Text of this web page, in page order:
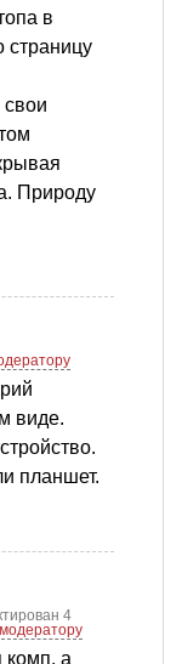
в
страницу
Природу
виде.
планшет.
4
комп, а